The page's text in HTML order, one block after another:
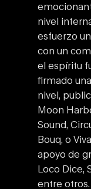
nivel
esfuerzo
con un
el espíritu
firmado
nivel,
Moon
Sound,
Bouq, o
apoyo de
Loco Dice,
entre otros.